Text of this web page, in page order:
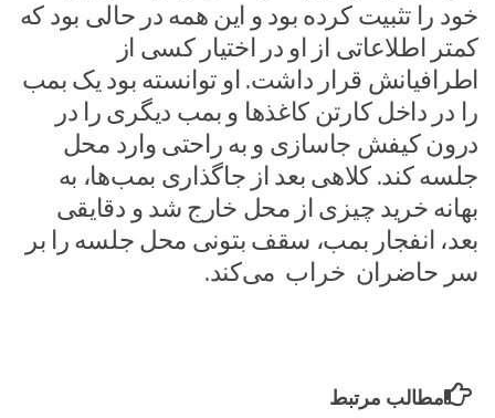
خود را تثبیت کرده بود و این همه در حالی بود که
کمتر اطلاعاتی از او در اختیار کسی از
اطرافیانش قرار داشت. او توانسته بود یک بمب
را در داخل کارتن کاغذها و بمب دیگری را در
درون کیفش جاسازی و به ‌راحتی وارد محل
جلسه کند. کلاهی بعد از جا‌گذاری بمب‌ها، به
بهانه خرید چیزی از محل خارج شد و دقایقی
بعد، انفجار بمب، سقف بتونی محل جلسه را بر
سر حاضران خراب می‌کند.
مطالب مرتبط